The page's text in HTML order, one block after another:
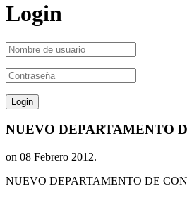
Login
NUEVO DEPARTAMENTO
on 08 Febrero 2012.
NUEVO DEPARTAMENTO DE